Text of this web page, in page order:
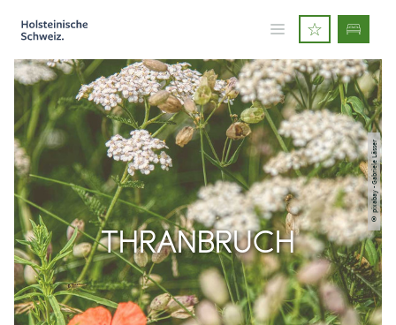
© pixabay - Gabriele Lässer
THRANBRUCH